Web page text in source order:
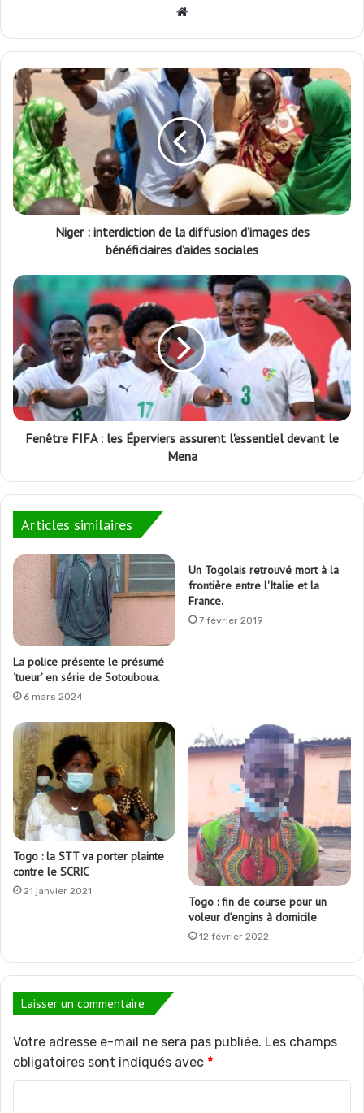
Website
Niger : interdiction de la diffusion d’images des
bénéficiaires d’aides sociales
Fenêtre FIFA : les Éperviers assurent l’essentiel devant le
Mena
Articles similaires
La police présente le présumé
‘tueur’ en série de Sotouboua.
6 mars 2024
Un Togolais retrouvé mort à la
frontière entre l'Italie et la
France.
7 février 2019
Togo : la STT va porter plainte
contre le SCRIC
21 janvier 2021
Togo : fin de course pour un
voleur d’engins à domicile
12 février 2022
Laisser un commentaire
Votre adresse e-mail ne sera pas publiée. Les champs
obligatoires sont indiqués avec *